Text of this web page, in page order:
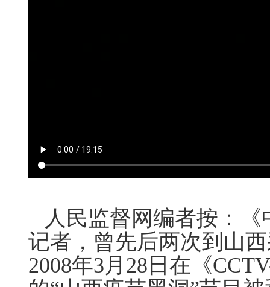
人民监督网编者按：《
记者，曾先后两次到山
2008年3月28日在《